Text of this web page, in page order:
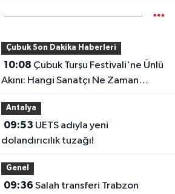
Çubuk Son Dakika Haberleri
10:08
Akını: Hangi Sanatçı Ne Zaman
Çıkacak?
Antalya
09:53
dolandırıcılık tuzağı!
Genel
09:36